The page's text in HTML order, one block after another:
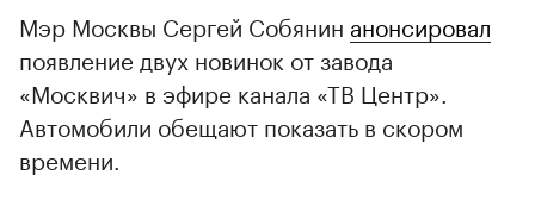
Мэр Москвы Сергей Собянин анонсировал
появление двух новинок от завода
«Москвич» в эфире канала «ТВ Центр».
Автомобили обещают показать в скором
времени.